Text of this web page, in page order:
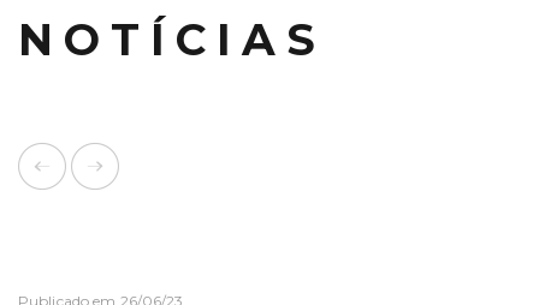
NOTÍCIAS
Publicado em 26/06/23